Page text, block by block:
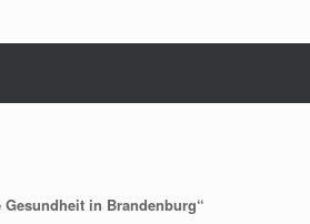
Gesundheit in Brandenburg“